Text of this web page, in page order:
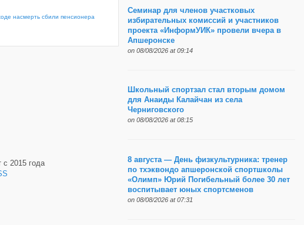
насмерть сбили пенсионера
Семинар для членов участковых
избирательных комиссий и участников
проекта «ИнформУИК» провели вчера в
Апшеронске
on 08/08/2026 at 09:14
Школьный спортзал стал вторым домом
для Анаиды Калайчан из села
Черниговского
on 08/08/2026 at 08:15
8 августа — День физкультурника: тренер
по тхэквондо апшеронской спортшколы
«Олимп» Юрий Погибельный более 30 лет
воспитывает юных спортсменов
on 08/08/2026 at 07:31
с 2015 года